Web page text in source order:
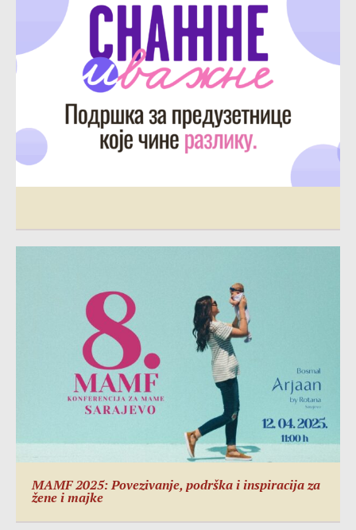
MAMF 2025: Povezivanje, podrška i inspiracija za
žene i majke